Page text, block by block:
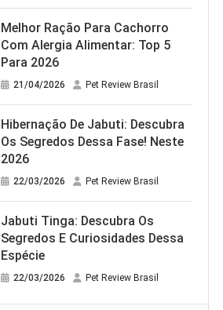
Melhor Ração Para Cachorro
Com Alergia Alimentar: Top 5
Para 2026
21/04/2026 Pet Review Brasil
Hibernação De Jabuti: Descubra
Os Segredos Dessa Fase! Neste
2026
22/03/2026 Pet Review Brasil
Jabuti Tinga: Descubra Os
Segredos E Curiosidades Dessa
Espécie
22/03/2026 Pet Review Brasil